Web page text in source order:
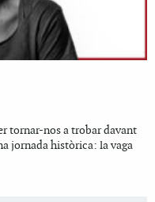
tornar-nos a trobar davant
jornada històrica: la vaga